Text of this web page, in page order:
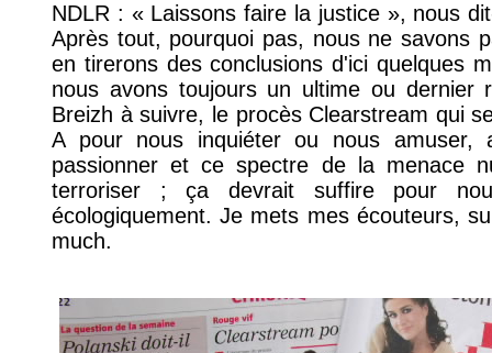
NDLR : « Laissons faire la justice », nous
Après tout, pourquoi pas, nous ne savons
en tirerons des conclusions d'ici quelques
nous avons toujours un ultime ou dernier
Breizh à suivre, le procès Clearstream qui
A pour nous inquiéter ou nous
passionner et ce spectre de la menace
terroriser ; ça devrait suffire pour
écologiquement. Je mets mes écouteurs,
much.